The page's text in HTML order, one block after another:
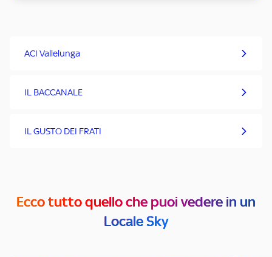
ACI Vallelunga
IL BACCANALE
IL GUSTO DEI FRATI
Ecco tutto quello che puoi vedere in un
Locale Sky